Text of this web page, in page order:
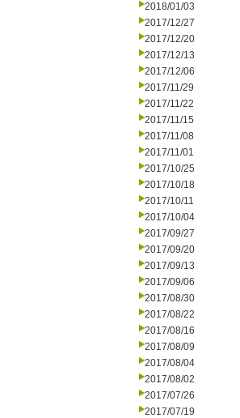
2018/01/03
2017/12/27
2017/12/20
2017/12/13
2017/12/06
2017/11/29
2017/11/22
2017/11/15
2017/11/08
2017/11/01
2017/10/25
2017/10/18
2017/10/11
2017/10/04
2017/09/27
2017/09/20
2017/09/13
2017/09/06
2017/08/30
2017/08/22
2017/08/16
2017/08/09
2017/08/04
2017/08/02
2017/07/26
2017/07/19